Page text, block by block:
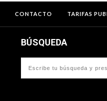
CONTACTO TARIFAS
BÚSQUEDA